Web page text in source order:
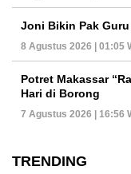
Joni Bikin Pak
8 Agustus 2026 | 01:05
Potret Makassar
Hari di Borong
7 Agustus 2026 | 16:56
TRENDING